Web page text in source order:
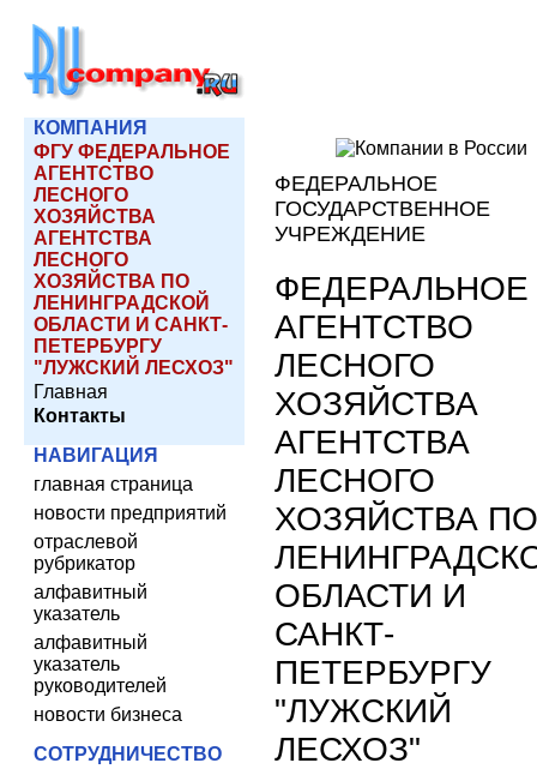
КОМПАНИЯ
ФГУ ФЕДЕРАЛЬНОЕ
АГЕНТСТВО
ЛЕСНОГО
ХОЗЯЙСТВА
АГЕНТСТВА
ЛЕСНОГО
ХОЗЯЙСТВА ПО
ЛЕНИНГРАДСКОЙ
ОБЛАСТИ И САНКТ-
ПЕТЕРБУРГУ
"ЛУЖСКИЙ ЛЕСХОЗ"
Главная
Контакты
НАВИГАЦИЯ
главная страница
новости предприятий
отраслевой
рубрикатор
алфавитный
указатель
алфавитный
указатель
руководителей
новости бизнеса
СОТРУДНИЧЕСТВО
ФЕДЕРАЛЬНОЕ
ГОСУДАРСТВЕННОЕ
УЧРЕЖДЕНИЕ
ФЕДЕРАЛЬНОЕ
АГЕНТСТВО
ЛЕСНОГО
ХОЗЯЙСТВА
АГЕНТСТВА
ЛЕСНОГО
ХОЗЯЙСТВА ПО
ОБЛАСТИ И
САНКТ-
ПЕТЕРБУРГУ
"ЛУЖСКИЙ
ЛЕСХОЗ"